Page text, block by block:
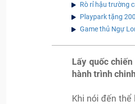
Rò rỉ hậu trường
Playpark tặng
Game thủ Ngự
Lấy quốc
hành trình
Khi nói đến